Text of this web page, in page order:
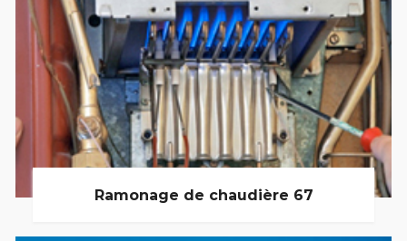
Ramonage de chaudière 67